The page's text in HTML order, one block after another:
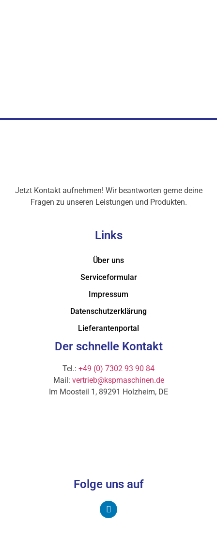
Jetzt Kontakt aufnehmen! Wir beantworten gerne deine
Fragen zu unseren Leistungen und Produkten.
Links
Über uns
Serviceformular
Impressum
Datenschutzerklärung
Lieferantenportal
Der schnelle Kontakt
Tel.: +49 (0) 7302 93 90 84
Mail: vertrieb@kspmaschinen.de
Im Moosteil 1, 89291 Holzheim, DE
Folge uns auf